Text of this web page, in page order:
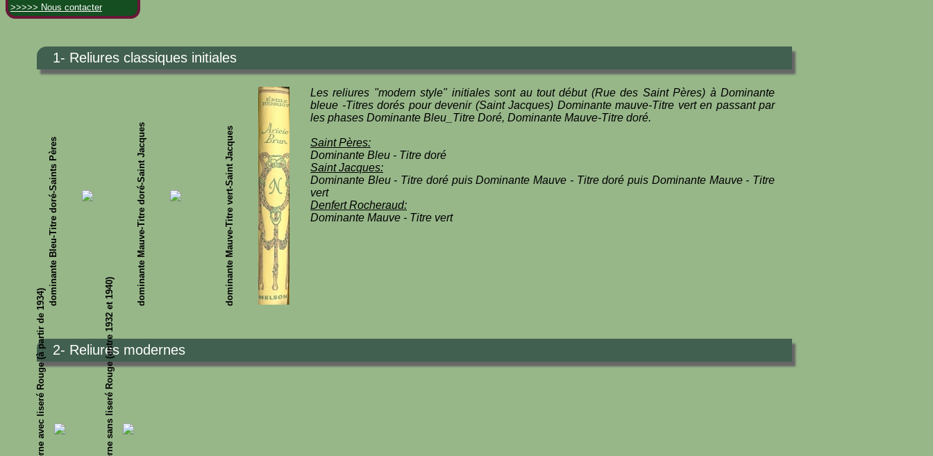
>>>>> Nous contacter
1- Reliures classiques initiales
dominante Bleu-Titre doré-Saints Pères dominante Mauve-Titre doré-Saint Jacques dominante Mauve-Titre vert-Saint Jacques
Les reliures "modern style" initiales sont au tout début (Rue des Saint Pères) à Dominante
bleue -Titres dorés pour devenir (Saint Jacques) Dominante mauve-Titre vert en passant par
les phases Dominante Bleu_Titre Doré, Dominante Mauve-Titre doré.
Saint Pères:
Dominante Bleu - Titre doré
Saint Jacques:
Dominante Bleu - Titre doré puis Dominante Mauve - Titre doré puis Dominante Mauve - Titre
vert
Denfert Rocheraud:
Dominante Mauve - Titre vert
2- Reliures modernes
Moderne avec liseré Rouge (à partir de 1934) Moderne sans liseré Rouge (entre 1932 et 1940)